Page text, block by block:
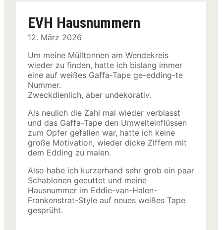
EVH Hausnummern
12. März 2026
Um meine Mülltonnen am Wendekreis
wieder zu finden, hatte ich bislang immer
eine auf weißes Gaffa-Tape ge-edding-te
Nummer.
Zweckdienlich, aber undekorativ.
Als neulich die Zahl mal wieder verblasst
und das Gaffa-Tape den Umwelteinflüssen
zum Opfer gefallen war, hatte ich keine
große Motivation, wieder dicke Ziffern mit
dem Edding zu malen.
Also habe ich kurzerhand sehr grob ein paar
Schablonen gecuttet und meine
Hausnummer im Eddie-van-Halen-
Frankenstrat-Style auf neues weißes Tape
gesprüht.